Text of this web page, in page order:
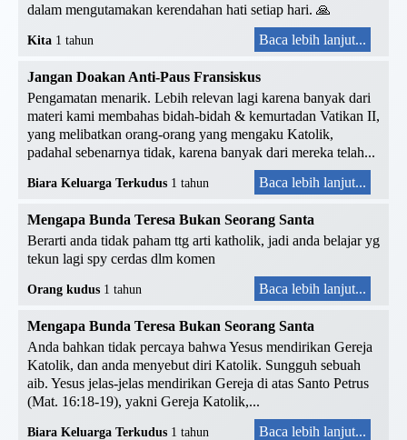
dalam mengutamakan kerendahan hati setiap hari. 🙏
Kita 1 tahun Baca lebih lanjut...
Jangan Doakan Anti-Paus Fransiskus
Pengamatan menarik. Lebih relevan lagi karena banyak dari
materi kami membahas bidah-bidah & kemurtadan Vatikan II,
yang melibatkan orang-orang yang mengaku Katolik,
padahal sebenarnya tidak, karena banyak dari mereka telah...
Biara Keluarga Terkudus 1 tahun Baca lebih lanjut...
Mengapa Bunda Teresa Bukan Seorang Santa
Berarti anda tidak paham ttg arti katholik, jadi anda belajar yg
tekun lagi spy cerdas dlm komen
Orang kudus 1 tahun Baca lebih lanjut...
Mengapa Bunda Teresa Bukan Seorang Santa
Anda bahkan tidak percaya bahwa Yesus mendirikan Gereja
Katolik, dan anda menyebut diri Katolik. Sungguh sebuah
aib. Yesus jelas-jelas mendirikan Gereja di atas Santo Petrus
(Mat. 16:18-19), yakni Gereja Katolik,...
Biara Keluarga Terkudus 1 tahun Baca lebih lanjut...